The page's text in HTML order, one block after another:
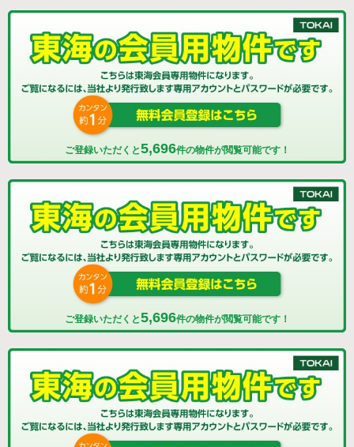
ご登録いただくと5,696件の物件が閲覧可能です！
ご登録いただくと5,696件の物件が閲覧可能です！